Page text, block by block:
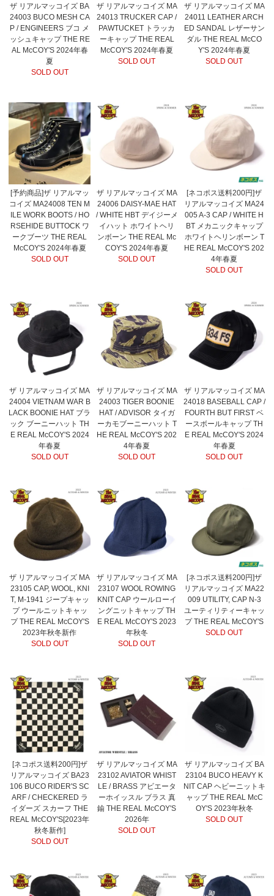
ザ リアルマッコイズ BA
24003 BUCO MESH CA
P / ENGINEERS ブコ メ
ッシュキャップ THE RE
AL McCOY'S 2024年春
夏
SOLD OUT
ザ リアルマッコイズ MA
24013 TRUCKER CAP /
PAWTUCKET トラッカ
ーキャップ THE REAL
McCOY'S 2024年春夏
SOLD OUT
ザ リアルマッコイズ MA
24011 LEATHER ARCH
ED SANDAL レザーサン
ダル THE REAL McCO
Y'S 2024年春夏
SOLD OUT
[予約商品]ザ リアルマッ
コイズ MA24008 TEN M
ILE WORK BOOTS / HO
RSEHIDE BUTTOCK ワ
ークブーツ THE REAL
McCOY'S 2024年春夏
SOLD OUT
ザ リアルマッコイズ MA
24006 DAISY-MAE HAT
/ WHITE HBT デイジーメ
イハット ホワイトヘリ
ンボーン THE REAL Mc
COY'S 2024年春夏
SOLD OUT
[ネコポス送料200円]ザ
リアルマッコイズ MA24
005 A-3 CAP / WHITE H
BT メカニックキャップ
ホワイトヘリンボーン T
HE REAL McCOY'S 202
4年春夏
SOLD OUT
ザ リアルマッコイズ MA
24004 VIETNAM WAR B
LACK BOONIE HAT ブラ
ック ブーニーハット TH
E REAL McCOY'S 2024
年春夏
SOLD OUT
ザ リアルマッコイズ MA
24003 TIGER BOONIE
HAT / ADVISOR タイガ
ーカモブーニーハット T
HE REAL McCOY'S 202
4年春夏
SOLD OUT
ザ リアルマッコイズ MA
24018 BASEBALL CAP /
FOURTH BUT FIRST ベ
ースボールキャップ TH
E REAL McCOY'S 2024
年春夏
SOLD OUT
ザ リアルマッコイズ MA
23105 CAP, WOOL, KNI
T, M-1941 ジープキャッ
プ ウールニットキャッ
プ THE REAL McCOY'S
2023年秋冬新作
SOLD OUT
ザ リアルマッコイズ MA
23107 WOOL ROWING
KNIT CAP ウールローイ
ングニットキャップ TH
E REAL McCOY'S 2023
年秋冬
SOLD OUT
[ネコポス送料200円]ザ
リアルマッコイズ MA22
009 UTILITY, CAP N-3
ユーティリティーキャッ
プ THE REAL McCOY'S
SOLD OUT
[ネコポス送料200円]ザ
リアルマッコイズ BA23
106 BUCO RIDER'S SC
ARF / CHECKERED ラ
イダーズ スカーフ THE
REAL McCOY'S[2023年
秋冬新作]
SOLD OUT
ザ リアルマッコイズ MA
23102 AVIATOR WHIST
LE / BRASS アビエータ
ーホイッスル ブラス 真
鍮 THE REAL McCOY'S
2026年
SOLD OUT
ザ リアルマッコイズ BA
23104 BUCO HEAVY K
NIT CAP ヘビーニットキ
ャップ THE REAL McC
OY'S 2023年秋冬
SOLD OUT